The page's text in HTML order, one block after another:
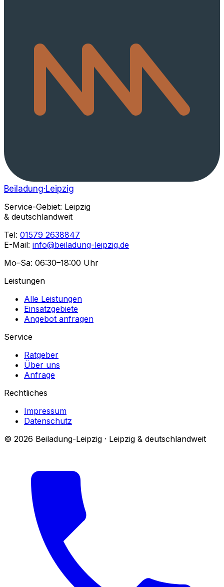
Beiladung·Leipzig
Service-Gebiet: Leipzig
& deutschlandweit
Tel: 01579 2638847
E-Mail: info@beiladung-leipzig.de
Mo–Sa: 06:30–18:00 Uhr
Leistungen
Alle Leistungen
Einsatzgebiete
Angebot anfragen
Service
Ratgeber
Über uns
Anfrage
Rechtliches
Impressum
Datenschutz
© 2026 Beiladung-Leipzig · Leipzig & deutschlandweit